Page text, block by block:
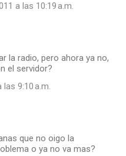
a las 10:19 a.m.
la radio, pero ahora ya no,
el servidor?
9:10 a.m.
que no oigo la
o ya no va mas?